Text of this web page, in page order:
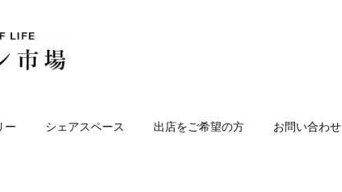
ー シェアスペース 出店をご希望の方 お問い合わせ